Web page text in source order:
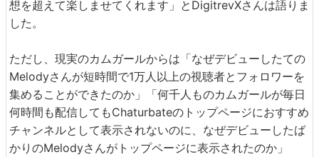
想を超えて楽しませてくれます」とDigitrevXさんは語りま
した。
ただし、現実のカムガールからは「なぜデビューしたての
Melodyさんが短時間で1万人以上の視聴者とフォロワーを
集めることができたのか」「何千人ものカムガールが毎日
何時間も配信してもChaturbateのトップページにおすすめ
チャンネルとして表示されないのに、なぜデビューしたば
かりのMelodyさんがトップページに表示されたのか」